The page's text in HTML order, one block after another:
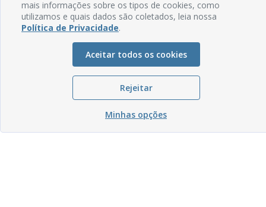
mais informações sobre os tipos de cookies, como
utilizamos e quais dados são coletados, leia nossa
Política de Privacidade.
Aceitar todos os cookies
Rejeitar
Minhas opções